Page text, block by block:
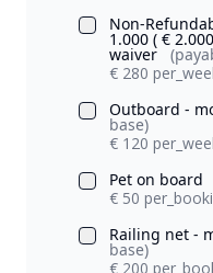
Non-
1.000 ( €
waiver
€ 280
Outboard -
base)
€ 120
Pet on board
€ 50
Railing net -
base)
€ 200